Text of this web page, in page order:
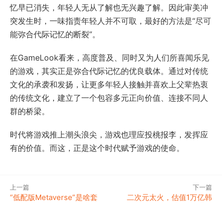
忆早已消失，年轻人无从了解也无兴趣了解。因此审美冲
突发生时，一味指责年轻人并不可取，最好的方法是“尽可
能弥合代际记忆的断裂”。
在GameLook看来，高度普及、同时又为人们所喜闻乐见
的游戏，其实正是弥合代际记忆的优良载体。通过对传统
文化的承袭和发扬，让更多年轻人接触并喜欢上父辈热衷
的传统文化，建立了一个包容多元正向价值、连接不同人
群的桥梁。
时代将游戏推上潮头浪尖，游戏也理应投桃报李，发挥应
有的价值。而这，正是这个时代赋予游戏的使命。
上一篇
“低配版Metaverse”是啥套
下一篇
二次元太火，估值1万亿韩